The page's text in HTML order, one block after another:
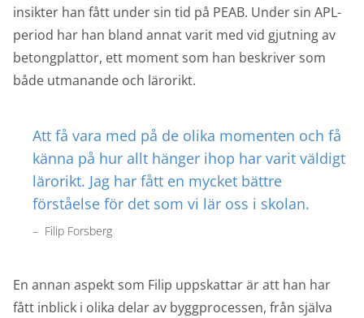
insikter han fått under sin tid på PEAB. Under sin APL-
period har han bland annat varit med vid gjutning av
betongplattor, ett moment som han beskriver som
både utmanande och lärorikt.
Att få vara med på de olika momenten och få
känna på hur allt hänger ihop har varit väldigt
lärorikt. Jag har fått en mycket bättre
förståelse för det som vi lär oss i skolan.
– Filip Forsberg
En annan aspekt som Filip uppskattar är att han har
fått inblick i olika delar av byggprocessen, från själva